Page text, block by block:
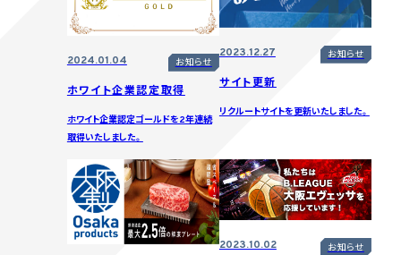
2024.01.04 お知らせ
ホワイト企業認定取得
ホワイト企業認定ゴールドを2年連続
取得いたしました。
2023.12.27 お知らせ
サイト更新
リクルートサイトを更新いたしました。
2023.10.02 お知らせ